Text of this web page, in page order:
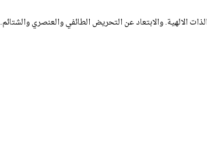
الالهية. والابتعاد عن التحريض الطائفي والعنصري والشتائم.